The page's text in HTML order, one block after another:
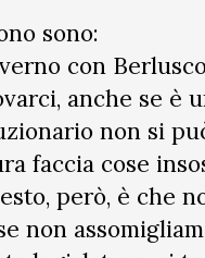
sono:
con
anche se è
non si
faccia cose
però, è che
non